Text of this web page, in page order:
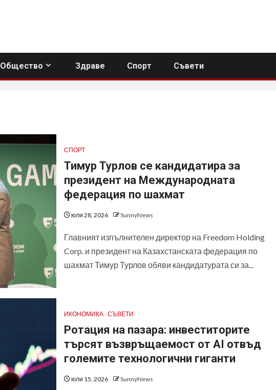
Общество Здраве Спорт Съвети
СПОРТ
Тимур Турлов се кандидатира за
президент на Международната
федерация по шахмат
юли 28, 2026 SunnyNews
Главният изпълнителен директор на Freedom Holding
Corp. и президент на Казахстанската федерация по
шахмат Тимур Турлов обяви кандидатурата си за...
ИКОНОМИКА СЪВЕТИ
Ротация на пазара: инвеститорите
търсят възвръщаемост от AI отвъд
големите технологични гиганти
юли 15, 2026 SunnyNews